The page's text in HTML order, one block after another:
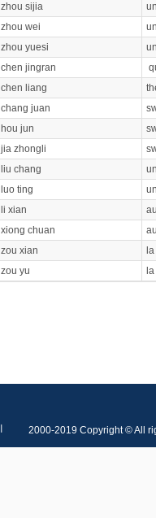
zhou sijia
zhou wei
zhou yuesi
chen jingran
chen liang
chang juan
hou jun
jia zhongli
liu chang
luo ting
li xian
xiong chuan
zou xian
zou yu
2000-2019 Copyright © All